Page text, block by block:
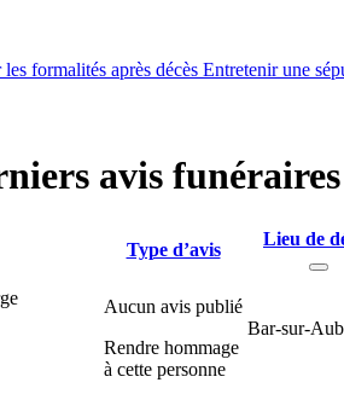
les formalités après décès Entretenir une
avis
Type d’avis
Lieu de
Aucun avis publié
Rendre hommage
à cette personne
Bar-sur-